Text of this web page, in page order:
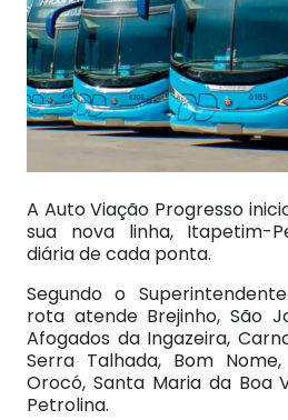
A Auto Viação Progresso
sua nova linha, Itapetim-
diária de cada ponta.
Segundo o
rota atende Brejinho, São
Afogados da Ingazeira,
Serra Talhada, Bom
Orocó, Santa Maria da Boa
Petrolina.